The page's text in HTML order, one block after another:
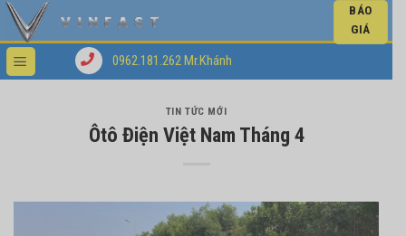
BÁO
GIÁ
0962.181.262 Mr.Khánh
TIN TỨC MỚI
Ôtô Điện Việt Nam Tháng 4